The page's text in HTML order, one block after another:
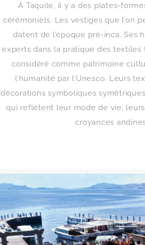
À Taquile, il y a des plates-
cérémoniels. Les vestiges que l’on
datent de l’époque pré-inca. Ses
experts dans la pratique des textiles
considéré comme patrimoine
l’humanité par l’Unesco. Leurs
décorations symboliques
qui reflètent leur mode de vie,
croyances